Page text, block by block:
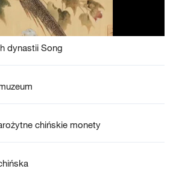
dynastii Song
chińskie monety